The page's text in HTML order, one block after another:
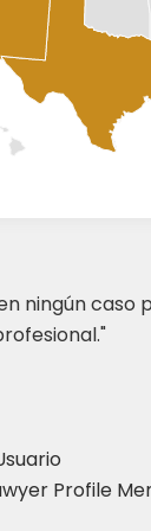
ningún caso
Profile